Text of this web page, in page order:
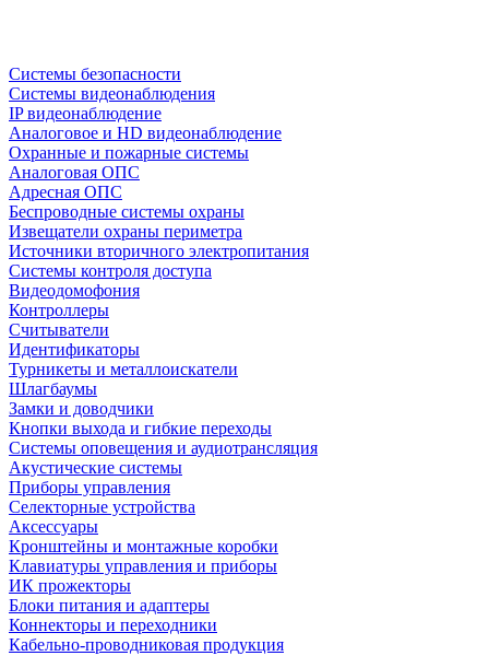
Системы безопасности
Системы видеонаблюдения
IP видеонаблюдение
Аналоговое и HD видеонаблюдение
Охранные и пожарные системы
Аналоговая ОПС
Адресная ОПС
Беспроводные системы охраны
Извещатели охраны периметра
Источники вторичного электропитания
Системы контроля доступа
Видеодомофония
Контроллеры
Считыватели
Идентификаторы
Турникеты и металлоискатели
Шлагбаумы
Замки и доводчики
Кнопки выхода и гибкие переходы
Системы оповещения и аудиотрансляция
Акустические системы
Приборы управления
Селекторные устройства
Аксессуары
Кронштейны и монтажные коробки
Клавиатуры управления и приборы
ИК прожекторы
Блоки питания и адаптеры
Коннекторы и переходники
Кабельно-проводниковая продукция